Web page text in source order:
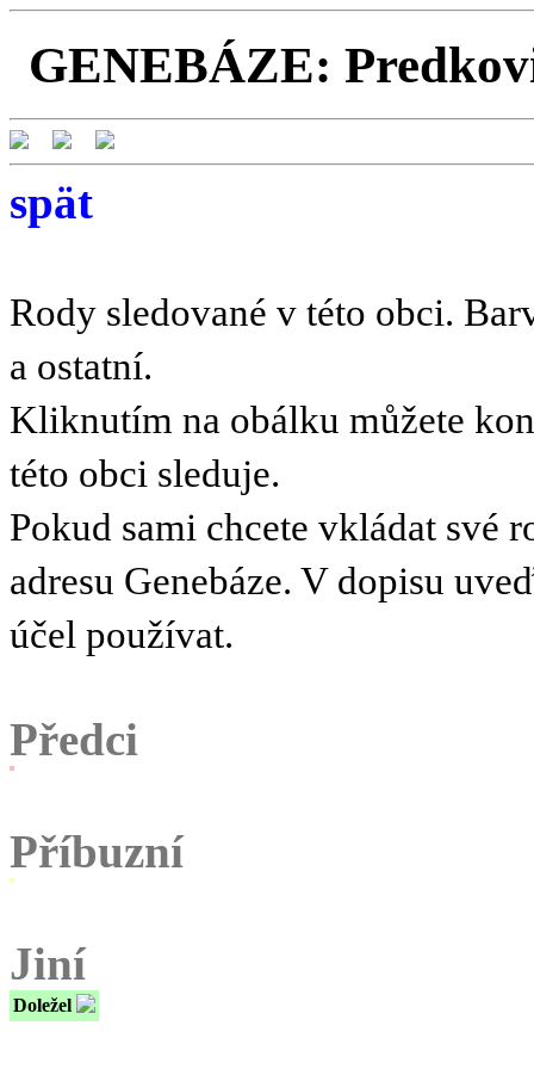
GENEBÁZE:
spät
Rody sledované v této obci.
a ostatní.
Kliknutím na obálku můžete
této obci sleduje.
Pokud sami chcete vkládat své
adresu Genebáze. V dopisu
účel používat.
Předci
Příbuzní
Jiní
Doležel